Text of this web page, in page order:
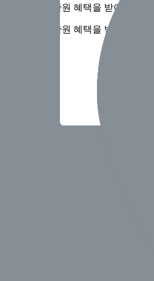
고 최대 1만원 혜택을 받아보세요
고 최대 1만원 혜택을 받아보세요
세요
요?